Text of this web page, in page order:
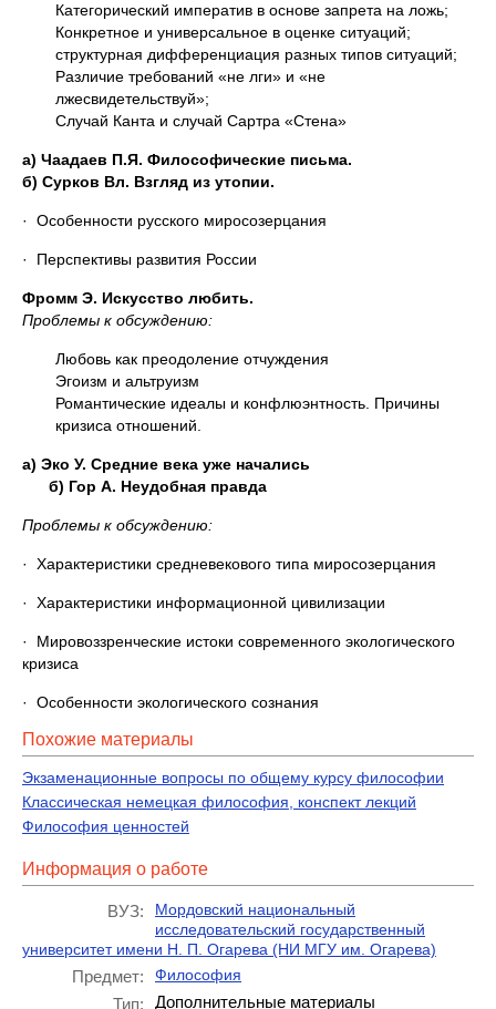
Категорический императив в основе запрета на ложь;
Конкретное и универсальное в оценке ситуаций;
структурная дифференциация разных типов ситуаций;
Различие требований «не лги» и «не
лжесвидетельствуй»;
Случай Канта и случай Сартра «Стена»
а) Чаадаев П.Я. Философические письма.
б) Сурков Вл. Взгляд из утопии.
· Особенности русского миросозерцания
· Перспективы развития России
Фромм Э. Искусство любить.
Проблемы к обсуждению:
Любовь как преодоление отчуждения
Эгоизм и альтруизм
Романтические идеалы и конфлюэнтность. Причины
кризиса отношений.
а) Эко У. Средние века уже начались
б) Гор А. Неудобная правда
Проблемы к обсуждению:
· Характеристики средневекового типа миросозерцания
· Характеристики информационной цивилизации
· Мировоззренческие истоки современного экологического
кризиса
· Особенности экологического сознания
Похожие материалы
Экзаменационные вопросы по общему курсу философии
Классическая немецкая философия, конспект лекций
Философия ценностей
Информация о работе
ВУЗ:
Мордовский национальный
исследовательский государственный
университет имени Н. П. Огарева (НИ МГУ им. Огарева)
Предмет: Философия
Тип: Дополнительные материалы